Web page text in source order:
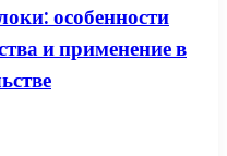
особенности
и применение в